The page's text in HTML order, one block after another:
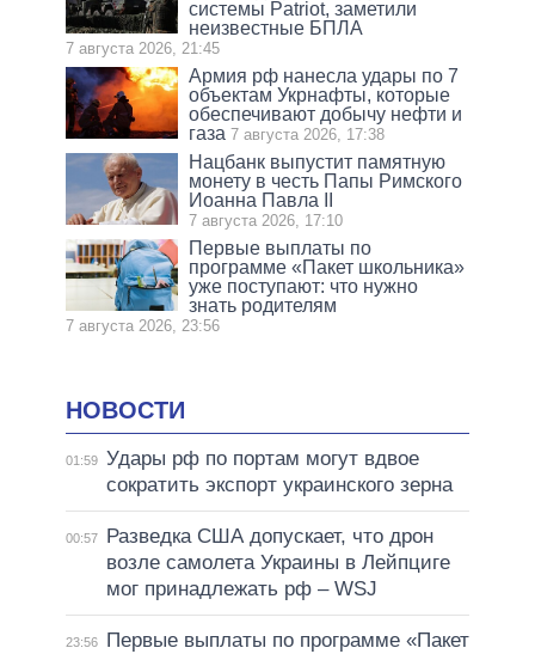
системы Patriot, заметили
неизвестные БПЛА
7 августа 2026, 21:45
Армия рф нанесла удары по 7
объектам Укрнафты, которые
обеспечивают добычу нефти и
газа 7 августа 2026, 17:38
Нацбанк выпустит памятную
монету в честь Папы Римского
Иоанна Павла II
7 августа 2026, 17:10
Первые выплаты по
программе «Пакет школьника»
уже поступают: что нужно
знать родителям
7 августа 2026, 23:56
НОВОСТИ
01:59 Удары рф по портам могут вдвое
сократить экспорт украинского зерна
00:57
Разведка США допускает, что дрон
возле самолета Украины в Лейпциге
мог принадлежать рф – WSJ
23:56
Первые выплаты по программе «Пакет